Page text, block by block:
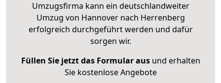
Umzugsfirma kann ein deutschlandweiter
Umzug von Hannover nach Herrenberg
erfolgreich durchgeführt werden und dafür
sorgen wir.
Füllen Sie jetzt das Formular ausund erhalten
Sie kostenlose Angebote